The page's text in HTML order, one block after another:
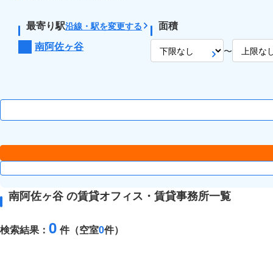
最寄り駅沿線・駅を変更する
南阿佐ヶ谷
面積
〜
南阿佐ヶ谷 の賃貸オフィス・賃貸事務所一覧
検索結果： 0 件（空室0件）